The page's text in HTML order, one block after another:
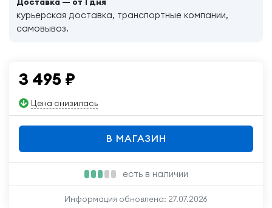
курьерская доставка, транспортные компании,
самовывоз.
3 495 ₽
Цена снизилась
В МАГАЗИН
есть в наличии
Информация обновлена: 27.07.2026